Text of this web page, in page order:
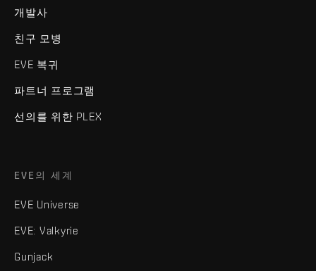
개발사
친구 모병
EVE 복귀
파트너 프로그램
선의를 위한 PLEX
EVE의 세계
EVE Universe
EVE: Valkyrie
Gunjack